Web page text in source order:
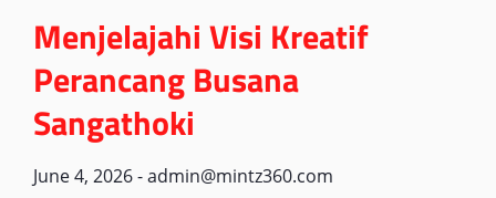
Menjelajahi Visi Kreatif
Perancang Busana
Sangathoki
June 4, 2026-admin@mintz360.com